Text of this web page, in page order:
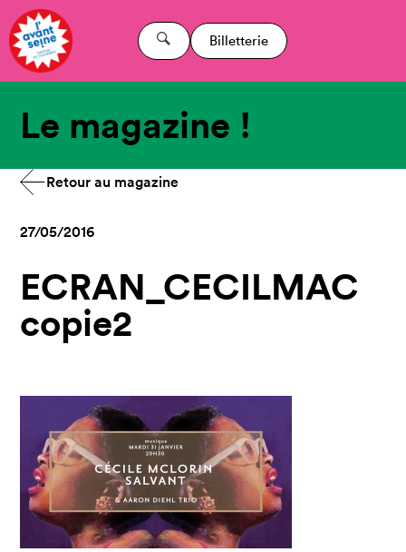
Billetterie
Le magazine !
Retour au magazine
27/05/2016
ECRAN_CECILMAC
copie2